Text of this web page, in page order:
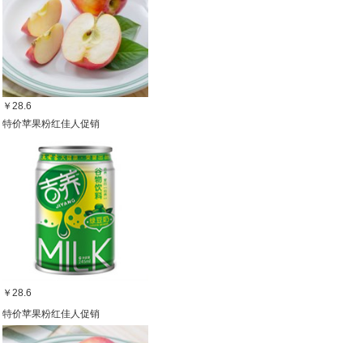
￥28.6
特价苹果粉红佳人促销
￥28.6
特价苹果粉红佳人促销